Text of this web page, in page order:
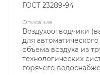
ГОСТ 23289-94
Описание
Воздухоотводчики
для
объёма воздуха из
технологических
горячего